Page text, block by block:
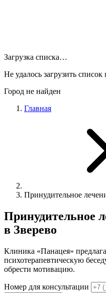
Загрузка списка…
Не удалось загрузить
Город не найден
Главная
Принудительное
Принудительное
в Зверево
Клиника «Панацея»
психотерапевтическую
обрести мотивацию.
Номер для консультации